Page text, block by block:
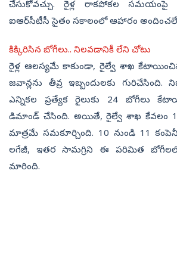
చేసుకోవచ్చు. రైళ్ల రాకపోకల సమయంపై
ఐఆర్‌సీటీసీ సైతం సకాలంలో ఆహారం
కిక్కిరిసిన బోగీలు.. నిలవడానికీ లేని చోటు
రైళ్ల ఆలస్యమే కాకుండా, రైల్వే శాఖ
జవాన్లను తీవ్ర ఇబ్బందులకు గురిచేసింది.
ఎన్నికల ప్రత్యేక రైలుకు 24 బోగీలు
డిమాండ్ చేసింది. అయితే, రైల్వే శాఖ కేవలం
మాత్రమే సమకూర్చింది. 10 నుండి 11
లగేజీ, ఇతర సామగ్రిని ఈ పరిమిత బోగీలలో
మారింది.